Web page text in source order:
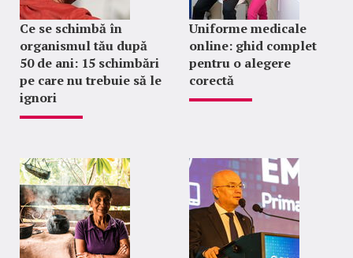
Ce se schimbă în
organismul tău după
50 de ani: 15 schimbări
pe care nu trebuie să le
ignori
Uniforme medicale
online: ghid complet
pentru o alegere
corectă